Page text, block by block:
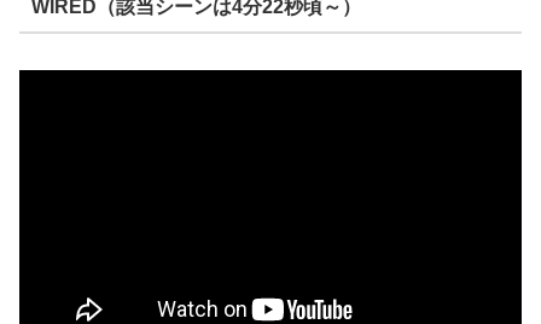
WIRED（該当シーンは4分22秒頃～）